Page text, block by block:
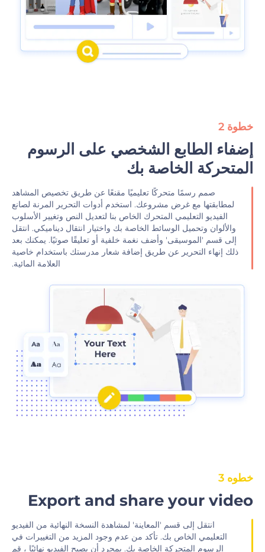
خطوة 2
‫إضفاء الطابع الشخصي على الرسوم
المتحركة الخاصة بك‬
صمم رسمًا متحركًا تعليميًا مقنعًا عن طريق تخصيص المشاهد
لمطابقتها مع غرض مشروعك. استخدم أدوات التحرير المرنة لصانع
الفيديو التعليمي المتحرك الخاص بنا لتعديل النص وتغيير الأسلوب
والألوان وتحميل الوسائط الخاصة بك واختيار انتقال ديناميكي. انتقل
إلى قسم 'الموسيقى' وأضف نغمة خلفية أو تعليقًا صوتيًا. يمكنك بعد
ذلك إنهاء التحرير عن طريق إضافة شعار مدرستك باستخدام خاصية
العلامة المائية.
خطوه 3
Export and share your video
‫انتقل إلى قسم 'المعاينة' لمشاهدة النسخة النهائية من الفيديو
التعليمي الخاص بك. تأكد من عدم وجود المزيد من التغييرات في
الرسوم المتحركة الخاصة بك. بمجرد أن يصبح الفيديو نهائيًا ، قم